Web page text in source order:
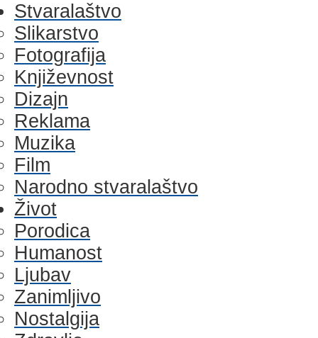
Stvaralaštvo
Slikarstvo
Fotografija
Književnost
Dizajn
Reklama
Muzika
Film
Narodno stvaralaštvo
Život
Porodica
Humanost
Ljubav
Zanimljivo
Nostalgija